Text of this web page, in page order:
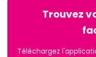
Trouvez
Téléchargez